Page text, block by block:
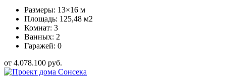
Размеры: 13×16 м
Площадь: 125,48 м2
Комнат: 3
Ванных: 2
Гаражей: 0
от 4.078.100 руб.